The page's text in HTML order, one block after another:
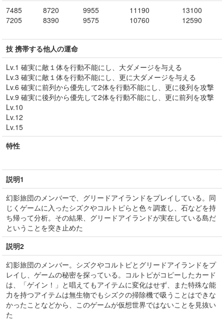
7485
7205
8720
8390
9955
9575
11190
10760
13100
12590
技 携帯する他人の運命
Lv.1 確実に敵１体を行動不能にし、大ダメージを与える
Lv.3 確実に敵１体を行動不能にし、更に大ダメージを与える
Lv.6 確実に前列から優先して2体を行動不能にし、更に後列を攻撃
Lv.9 確実に後列から優先して2体を行動不能にし、更に前列を攻撃
Lv.10
Lv.12
Lv.15
特性
説明1
幻影旅団のメンバーで、グリードアイランドをプレイしている。同
じくゲームに入ったシズクやコルトピらと色々調査し、石などを持
ち帰って分析。その結果、グリードアイランドが実在している島だ
ということを突き止めた
説明2
幻影旅団のメンバー。シズクやコルトピとグリードアイランドをプ
レイし、ゲームの秘密を探っている。コルトピがコピーしたカード
は、「ゲイン！」と唱えてもアイテムに変化はせず、また特殊な能
力を持つアイテムは無生物でもシズクの掃除機で吸うことはできな
かったことなどから、このゲームが仮想世界ではないことを見抜い
た